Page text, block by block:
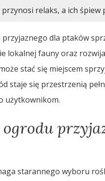
relaks, a ich śpiew
dla ptaków
lokalnej fauny oraz
stać się miejscem
staje się przestrzenią
użytkownikom.
starannego wyboru